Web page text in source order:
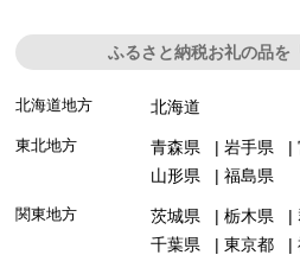
ふるさと納税お礼の品を
北海道地方 北海道
東北地方 青森県 岩手県
山形県
福島県
関東地方 茨城県 栃木県
千葉県
東京都